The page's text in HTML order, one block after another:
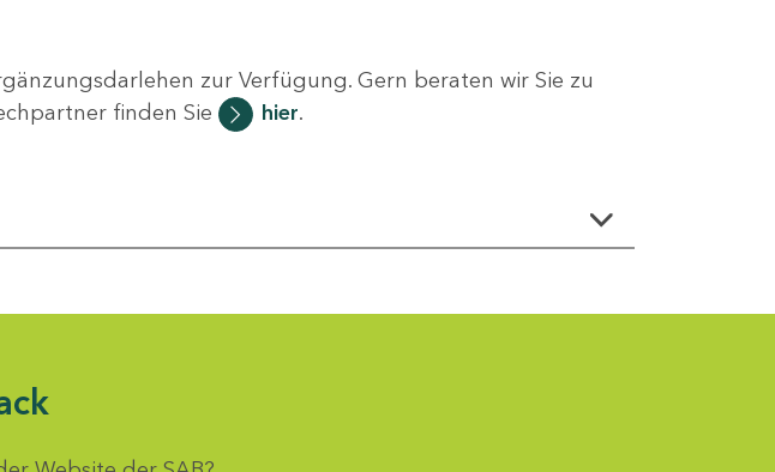
zur Verfügung. Gern beraten wir Sie zu
finden Sie
hier.